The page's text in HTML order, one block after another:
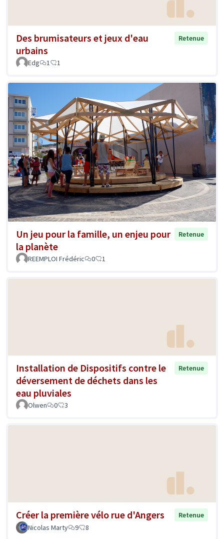
Des brumisateurs et jeux d'eau
urbains
Retenue
Edg 1 1
Un jeu pour la famille, un enjeu pour
la planète
Retenue
REEMPLOI Frédéric 0 1
Installation de Dispositifs contre le
déversement de déchets dans les
eau pluviales
Retenue
Olwen 0 3
Créer la première vélo rue d'Angers
Retenue
Nicolas Marty
9 8